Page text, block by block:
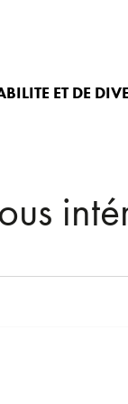
ET DE